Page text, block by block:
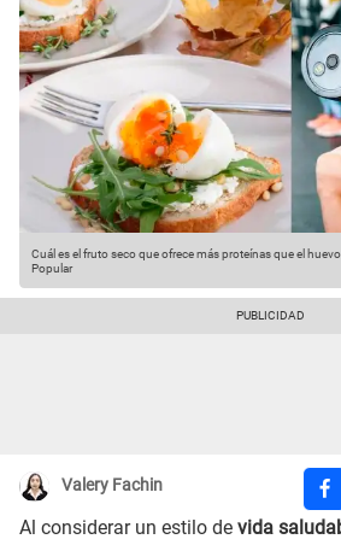
Cuál es el fruto seco que ofrece más proteínas que el huevo
Popular
Valery Fachin
Al considerar un estilo de vida